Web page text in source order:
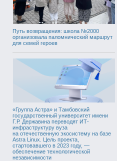
Путь возвращения: школа №2000
организовала паломнический маршрут
для семей героев
«Группа Астра» и Тамбовский
государственный университет имени
Г.Р. Державина переводят ИТ-
инфраструктуру вуза
на отечественную экосистему на базе
Astra Linux. Цель проекта,
стартовавшего в 2023 году, —
обеспечение технологической
независимости